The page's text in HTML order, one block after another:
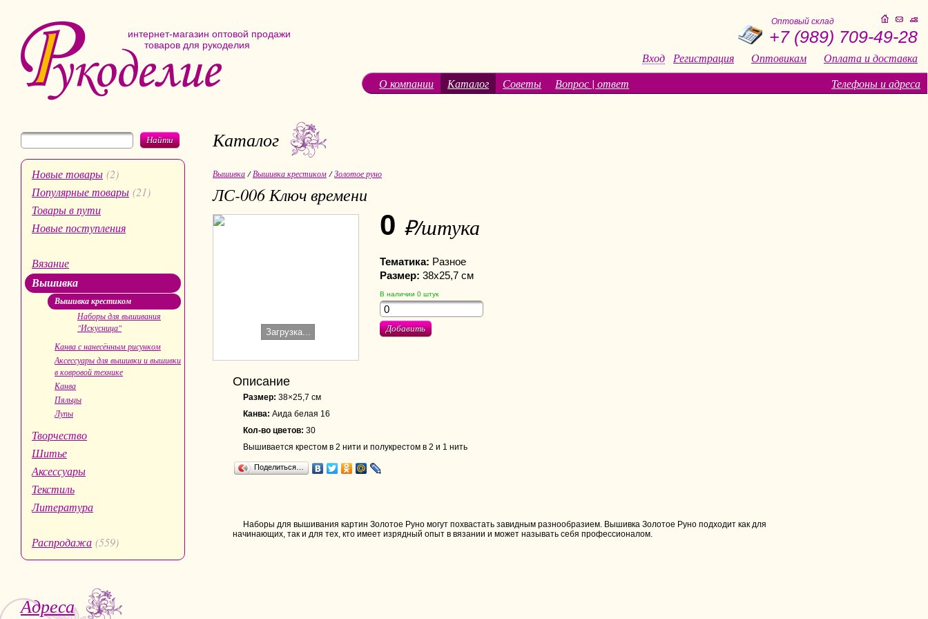
интернет-магазин оптовой продажи
товаров для рукоделия
Оптовый склад
+7 (989) 709-49-28
Вход Регистрация Оптовикам
Оплата и доставка
Телефоны и адреса
О компании Каталог Советы Вопрос | ответ
Найти
Новые товары (2)
Популярные товары (21)
Товары в пути
Новые поступления
Вязание
Вышивка
Вышивка крестиком
Наборы для вышивания
"Искусница"
Канва с нанесённым рисунком
Аксессуары для вышивки и вышивки
в ковровой технике
Канва
Пяльцы
Лупы
Творчество
Шитье
Аксессуары
Текстиль
Литература
Распродажа (559)
Адреса
Каталог
Вышивка /Вышивка крестиком /Золотое руно
ЛС-006 Ключ времени
Загрузка...
0 ₽/штука
Тематика: Разное
Размер: 38х25,7 см
В наличии 0 штук
Добавить
Описание
Размер:38×25,7 см
Канва:Аида белая 16
Кол-во цветов:30
Вышивается крестом в 2 нити и полукрестом в 2 и 1 нить
Поделиться…
Наборы для вышивания картин Золотое Руно могут похвастать завидным разнообразием. Вышивка Золотое Руно подходит как для
начинающих, так и для тех, кто имеет изрядный опыт в вязании и может называть себя профессионалом.